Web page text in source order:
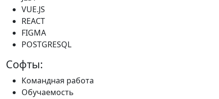
VUE.JS
REACT
FIGMA
POSTGRESQL
Софты:
Командная работа
Обучаемость